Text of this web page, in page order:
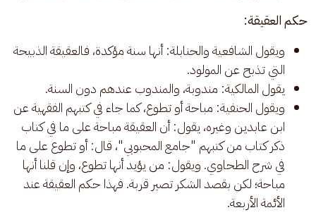
حكم العقيقة:
ويقول الشافعية والحنابلة: أنها سنة مؤكدة، فالعقيقة الذبيحة
التي تذبح عن المولود.
يقول المالكية: مندوبة، والمندوب عندهم دون السنة.
ويقول الحنفية: مباحة أو تطوع، كما جاء في كتبهم الفقهية عن
ابن عابدين وغيره، يقول: أن العقيقة مباحة على ما في كتاب
ذكر كتاب من كتبهم "جامع المحبوبي"، قال: أو تطوع على ما
في شرح الطحاوي. ويقول: من يؤيد أنها تطوع، وإن قلنا أنها
مباحة؛ لكن بقصد الشكر تصير قربة. فهذا حكم العقيقة عند
الأئمة الأربعة.